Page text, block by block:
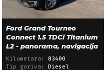
Ford Grand Tourneo
Connect 1.5 TDCi Titanium
L2 - panorama, navigacija
Kilometara: 83400
Tip goriva: Diesel